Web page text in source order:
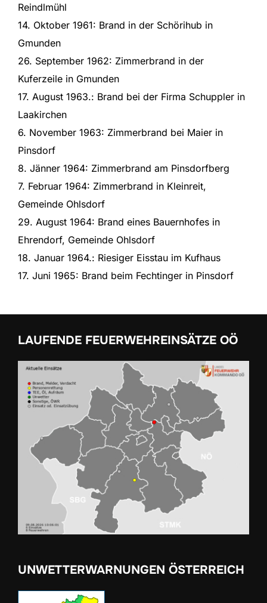
Reindlmühl
14. Oktober 1961: Brand in der Schörihub in
Gmunden
26. September 1962: Zimmerbrand in der
Kuferzeile in Gmunden
17. August 1963.: Brand bei der Firma Schuppler in
Laakirchen
6. November 1963: Zimmerbrand bei Maier in
Pinsdorf
8. Jänner 1964: Zimmerbrand am Pinsdorfberg
7. Februar 1964: Zimmerbrand in Kleinreit,
Gemeinde Ohlsdorf
29. August 1964: Brand eines Bauernhofes in
Ehrendorf, Gemeinde Ohlsdorf
18. Januar 1964.: Riesiger Eisstau im Kufhaus
17. Juni 1965: Brand beim Fechtinger in Pinsdorf
LAUFENDE FEUERWEHREINSÄTZE OÖ
UNWETTERWARNUNGEN ÖSTERREICH